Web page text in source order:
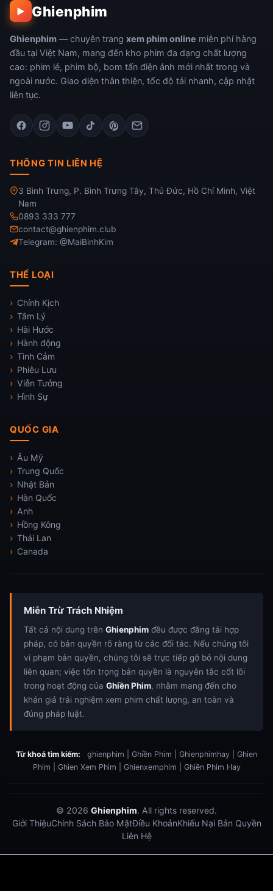
▶ Ghienphim
Ghienphim — chuyên trang xem phim online miễn phí hàng
đầu tại Việt Nam, mang đến kho phim đa dạng chất lượng
cao: phim lẻ, phim bộ, bom tấn điện ảnh mới nhất trong và
ngoài nước. Giao diện thân thiện, tốc độ tải nhanh, cập nhật
liên tục.
THÔNG TIN LIÊN HỆ
3 Bình Trưng, P. Bình Trưng Tây, Thủ Đức, Hồ Chí Minh, Việt
Nam
0893 333 777
contact@ghienphim.club
Telegram: @MaiBinhKim
THỂ LOẠI
Chính Kịch
Tâm Lý
Hài Hước
Hành động
Tình Cảm
Phiêu Lưu
Viễn Tưởng
Hình Sự
QUỐC GIA
Âu Mỹ
Trung Quốc
Nhật Bản
Hàn Quốc
Anh
Hồng Kông
Thái Lan
Canada
Miễn Trừ Trách Nhiệm
Tất cả nội dung trên Ghienphim đều được đăng tải hợp
pháp, có bản quyền rõ ràng từ các đối tác. Nếu chúng tôi
vi phạm bản quyền, chúng tôi sẽ trực tiếp gỡ bỏ nội dung
liên quan; việc tôn trọng bản quyền là nguyên tắc cốt lõi
trong hoạt động của Ghiền Phim, nhằm mang đến cho
khán giả trải nghiệm xem phim chất lượng, an toàn và
đúng pháp luật.
Từ khoá tìm kiếm:
ghienphim | Ghiền Phim | Ghienphimhay | Ghien
Phim | Ghien Xem Phim | Ghienxemphim | Ghiền Phim Hay
© 2026 Ghienphim. All rights reserved.
Giới ThiệuChính Sách Bảo MậtĐiều KhoảnKhiếu Nại Bản Quyền
Liên Hệ